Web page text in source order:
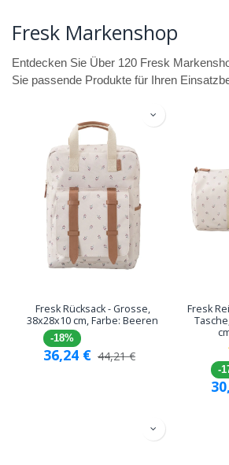
Fresk Markenshop
Entdecken Sie Über 120 Fresk
Sie passende Produkte für Ihren
Fresk Rücksack - Grosse,
38x28x10 cm, Farbe: Beeren
-18%
36,24 € 44,21€
Fresk
-